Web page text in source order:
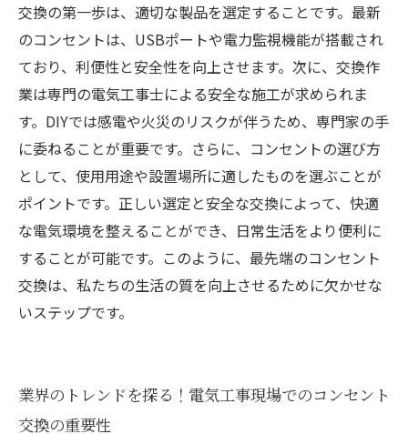
交換の第一歩は、適切な製品を選定することです。最新
のコンセントは、USBポートや電力監視機能が搭載され
ており、利便性と安全性を向上させます。次に、交換作
業は専門の電気工事士による安全な施工が求められま
す。DIYでは感電や火災のリスクが伴うため、専門家の手
に委ねることが重要です。さらに、コンセントの選び方
として、使用用途や設置場所に適したものを選ぶことが
ポイントです。正しい選定と安全な交換によって、快適
な電気環境を整えることができ、日常生活をより便利に
することが可能です。このように、最先端のコンセント
交換は、私たちの生活の質を向上させるために欠かせな
いステップです。
業界のトレンドを探る！電気工事現場でのコンセント
交換の重要性